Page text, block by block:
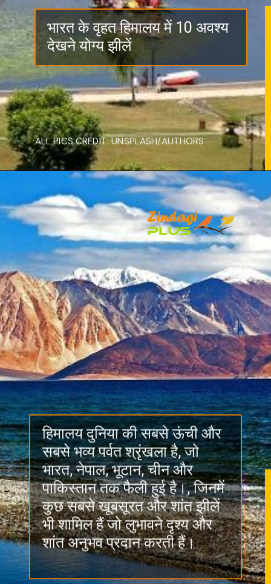
भारत के वृहत हिमालय में 10 अवश्य
देखने योग्य झीलें
ALL PICS CREDIT: UNSPLASH/AUTHORS
हिमालय दुनिया की सबसे ऊंची और
सबसे भव्य पर्वत श्रृंखला है, जो
भारत, नेपाल, भूटान, चीन और
पाकिस्तान तक फैली हुई है।, जिनमें
कुछ सबसे खूबसूरत और शांत झीलें
भी शामिल हैं जो लुभावने दृश्य और
शांत अनुभव प्रदान करती हैं।